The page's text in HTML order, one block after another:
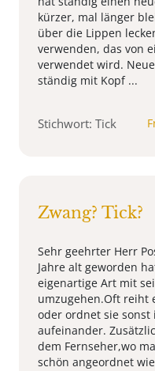
kürzer, mal länger
über die Lippen
verwenden, das von
verwendet wird.
ständig mit Kopf ...
Stichwort: Tick
Zwang? Tick?
Sehr geehrter Herr
Jahre alt geworden
eigenartige Art mit
umzugehen.Oft reiht
oder ordnet sie
aufeinander.
dem Fernseher,wo
schön angeordnet